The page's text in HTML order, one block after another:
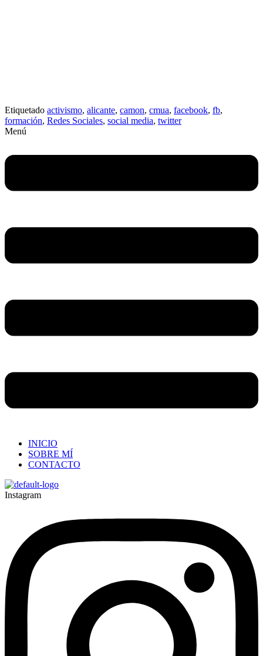
Etiquetado activismo, alicante, camon, cmua, facebook, fb,
formación, Redes Sociales, social media, twitter
Menú
INICIO
SOBRE MÍ
CONTACTO
Instagram